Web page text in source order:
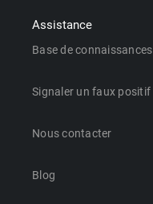
Assistance
Base de connaissances
Signaler un faux positif
Nous contacter
Blog